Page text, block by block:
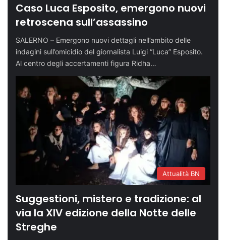
Caso Luca Esposito, emergono nuovi
retroscena sull’assassino
SALERNO – Emergono nuovi dettagli nell’ambito delle
indagini sull’omicidio del giornalista Luigi “Luca” Esposito.
Al centro degli accertamenti figura Ridha…
Attualità BN
Suggestioni, mistero e tradizione: al
via la XIV edizione della Notte delle
Streghe